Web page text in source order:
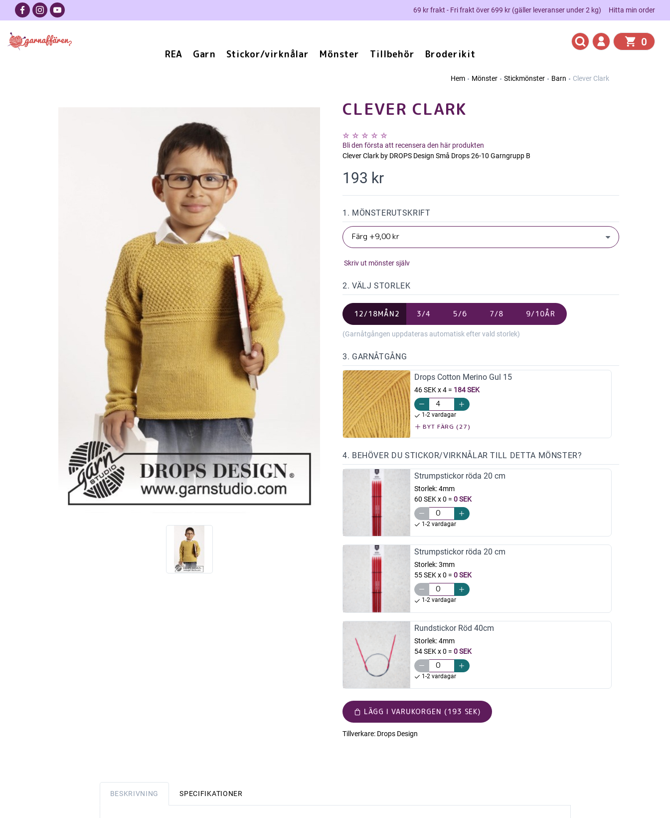
69 kr frakt - Fri frakt över 699 kr (gäller leveranser under 2 kg) Hitta min order
REA Garn Stickor/virknålar Mönster Tillbehör Broderikit
0
Hem Mönster Stickmönster Barn Clever Clark
CLEVER CLARK
Bli den första att recensera den här produkten
Clever Clark by DROPS Design Små Drops 26-10 Garngrupp B
193 kr
1. MÖNSTERUTSKRIFT
Skriv ut mönster själv
2. VÄLJ STORLEK
12/18MÅN2 3/4 5/6 7/8 9/10ÅR
(Garnåtgången uppdateras automatisk efter vald storlek)
3. GARNÅTGÅNG
Drops Cotton Merino Gul 15
46 SEK x 4= 184 SEK
1-2 vardagar
BYT FÄRG (27)
4. BEHÖVER DU STICKOR/VIRKNÅLAR TILL DETTA MÖNSTER?
Strumpstickor röda 20 cm
Storlek:4mm
60 SEK x 0 = 0 SEK
1-2 vardagar
Strumpstickor röda 20 cm
Storlek:3mm
55 SEK x 0 = 0 SEK
1-2 vardagar
Rundstickor Röd 40cm
Storlek:4mm
54 SEK x 0 = 0 SEK
1-2 vardagar
LÄGG I VARUKORGEN (193 SEK)
Tillverkare: Drops Design
BESKRIVNING SPECIFIKATIONER